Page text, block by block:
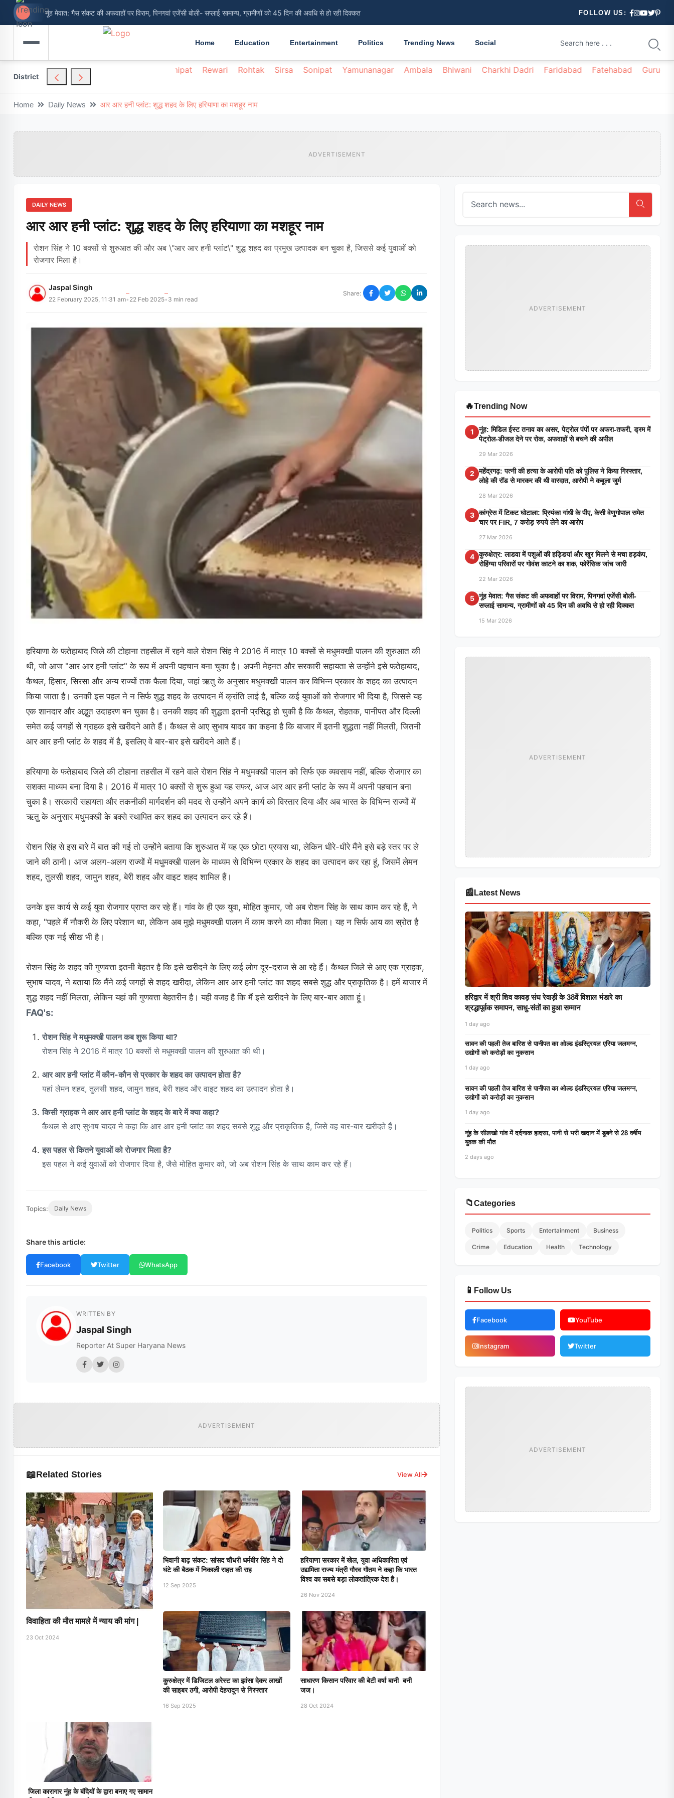
नूंह मेवात: गैस संकट की अफवाहों पर विराम, पिनगवां एजेंसी बोली- सप्लाई सामान्य, ग्रामीणों को 45 दिन की अवधि से हो रही दिक्कत FOLLOW US:
Home Education Entertainment Politics Trending News Social
District
Nuh Palwal Panipat Rewari Rohtak Sirsa Sonipat Yamunanagar Ambala Bhiwani Charkhi Dadri Faridabad Fatehabad
Home Daily News आर आर हनी प्लांट: शुद्ध शहद के लिए हरियाणा का मशहूर नाम
ADVERTISEMENT
DAILY NEWS
आर आर हनी प्लांट: शुद्ध शहद के लिए हरियाणा का मशहूर नाम
रोशन सिंह ने 10 बक्सों से शुरुआत की और अब \"आर आर हनी प्लांट\" शुद्ध शहद का प्रमुख उत्पादक बन चुका है, जिससे कई युवाओं को
रोजगार मिला है।
Jaspal Singh
22 February 2025, 11:31 am• 22 Feb 2025• 3 min read
Share:
हरियाणा के फतेहाबाद जिले की टोहाना तहसील में रहने वाले रोशन सिंह ने 2016 में मात्र 10 बक्सों से मधुमक्खी पालन की शुरुआत की
थी, जो आज "आर आर हनी प्लांट" के रूप में अपनी पहचान बना चुका है। अपनी मेहनत और सरकारी सहायता से उन्होंने इसे फतेहाबाद,
कैथल, हिसार, सिरसा और अन्य राज्यों तक फैला दिया, जहां ऋतु के अनुसार मधुमक्खी पालन कर विभिन्न प्रकार के शहद का उत्पादन
किया जाता है। उनकी इस पहल ने न सिर्फ शुद्ध शहद के उत्पादन में क्रांति लाई है, बल्कि कई युवाओं को रोजगार भी दिया है, जिससे यह
एक शानदार और अद्भुत उदाहरण बन चुका है। उनकी शहद की शुद्धता इतनी प्रसिद्ध हो चुकी है कि कैथल, रोहतक, पानीपत और दिल्ली
समेत कई जगहों से ग्राहक इसे खरीदने आते हैं। कैथल से आए सुभाष यादव का कहना है कि बाजार में इतनी शुद्धता नहीं मिलती, जितनी
आर आर हनी प्लांट के शहद में है, इसलिए वे बार-बार इसे खरीदने आते हैं।
हरियाणा के फतेहाबाद जिले की टोहाना तहसील में रहने वाले रोशन सिंह ने मधुमक्खी पालन को सिर्फ एक व्यवसाय नहीं, बल्कि रोजगार का
सशक्त माध्यम बना दिया है। 2016 में मात्र 10 बक्सों से शुरू हुआ यह सफर, आज आर आर हनी प्लांट के रूप में अपनी पहचान बना
चुका है। सरकारी सहायता और तकनीकी मार्गदर्शन की मदद से उन्होंने अपने कार्य को विस्तार दिया और अब भारत के विभिन्न राज्यों में
ऋतु के अनुसार मधुमक्खी के बक्से स्थापित कर शहद का उत्पादन कर रहे हैं।
रोशन सिंह से इस बारे में बात की गई तो उन्होंने बताया कि शुरुआत में यह एक छोटा प्रयास था, लेकिन धीरे-धीरे मैंने इसे बड़े स्तर पर ले
जाने की ठानी। आज अलग-अलग राज्यों में मधुमक्खी पालन के माध्यम से विभिन्न प्रकार के शहद का उत्पादन कर रहा हूं, जिसमें लेमन
शहद, तुलसी शहद, जामुन शहद, बेरी शहद और वाइट शहद शामिल हैं।
उनके इस कार्य से कई युवा रोजगार प्राप्त कर रहे हैं। गांव के ही एक युवा, मोहित कुमार, जो अब रोशन सिंह के साथ काम कर रहे हैं, ने
कहा, "पहले मैं नौकरी के लिए परेशान था, लेकिन अब मुझे मधुमक्खी पालन में काम करने का मौका मिला। यह न सिर्फ आय का स्रोत है
बल्कि एक नई सीख भी है।
रोशन सिंह के शहद की गुणवत्ता इतनी बेहतर है कि इसे खरीदने के लिए कई लोग दूर-दराज से आ रहे हैं। कैथल जिले से आए एक ग्राहक,
सुभाष यादव, ने बताया कि मैंने कई जगहों से शहद खरीदा, लेकिन आर आर हनी प्लांट का शहद सबसे शुद्ध और प्राकृतिक है। हमें बाजार में
शुद्ध शहद नहीं मिलता, लेकिन यहां की गुणवत्ता बेहतरीन है। यही वजह है कि मैं इसे खरीदने के लिए बार-बार आता हूं।
FAQ's:
रोशन सिंह ने मधुमक्खी पालन कब शुरू किया था?
रोशन सिंह ने 2016 में मात्र 10 बक्सों से मधुमक्खी पालन की शुरुआत की थी।
आर आर हनी प्लांट में कौन-कौन से प्रकार के शहद का उत्पादन होता है?
यहां लेमन शहद, तुलसी शहद, जामुन शहद, बेरी शहद और वाइट शहद का उत्पादन होता है।
किसी ग्राहक ने आर आर हनी प्लांट के शहद के बारे में क्या कहा?
कैथल से आए सुभाष यादव ने कहा कि आर आर हनी प्लांट का शहद सबसे शुद्ध और प्राकृतिक है, जिसे वह बार-बार खरीदते हैं।
इस पहल से कितने युवाओं को रोजगार मिला है?
इस पहल ने कई युवाओं को रोजगार दिया है, जैसे मोहित कुमार को, जो अब रोशन सिंह के साथ काम कर रहे हैं।
Topics: Daily News
Share this article:
Facebook Twitter WhatsApp
WRITTEN BY
Jaspal Singh
Reporter At Super Haryana News
ADVERTISEMENT
📖Related Stories View All
विवाहिता की मौत मामले में न्याय की मांग |
23 Oct 2024
भिवानी बाढ़ संकट: सांसद चौधरी धर्मबीर सिंह ने दो
घंटे की बैठक में निकाली राहत की राह
12 Sep 2025
हरियाणा सरकार में खेल, युवा अधिकारिता एवं
उद्यमिता राज्य मंत्री गौरव गौतम ने कहा कि भारत
विश्व का सबसे बड़ा लोकतांत्रिक देश है।
26 Nov 2024
कुरुक्षेत्र में डिजिटल अरेस्ट का झांसा देकर लाखों
की साइबर ठगी, आरोपी देहरादून से गिरफ्तार
16 Sep 2025
साधारण किसान परिवार की बेटी वर्षा बानी बनी
जज।
28 Oct 2024
जिला कारागार नूंह के बंदियों के द्वारा बनाए गए सामान
ADVERTISEMENT
🔥Trending Now
1
नूंह: मिडिल ईस्ट तनाव का असर, पेट्रोल पंपों पर अफरा-तफरी, ड्रम में
पेट्रोल-डीजल देने पर रोक, अफवाहों से बचने की अपील
29 Mar 2026
2
महेंद्रगढ़: पत्नी की हत्या के आरोपी पति को पुलिस ने किया गिरफ्तार,
लोहे की रॉड से मारकर की थी वारदात, आरोपी ने कबूला जुर्म
28 Mar 2026
3 कांग्रेस में टिकट घोटाला: प्रियंका गांधी के पीए, केसी वेणुगोपाल समेत
चार पर FIR, 7 करोड़ रुपये लेने का आरोप
27 Mar 2026
4 कुरुक्षेत्र: लाडवा में पशुओं की हड्डियां और खुर मिलने से मचा हड़कंप,
रोहिंग्या परिवारों पर गोवंश काटने का शक, फोरेंसिक जांच जारी
22 Mar 2026
5 नूंह मेवात: गैस संकट की अफवाहों पर विराम, पिनगवां एजेंसी बोली-
सप्लाई सामान्य, ग्रामीणों को 45 दिन की अवधि से हो रही दिक्कत
15 Mar 2026
ADVERTISEMENT
📰 Latest News
हरिद्वार में श्री शिव कावड़ संघ रेवाड़ी के 38वें विशाल भंडारे का
श्रद्धापूर्वक समापन, साधु-संतों का हुआ सम्मान
1 day ago
सावन की पहली तेज बारिश से पानीपत का ओल्ड इंडस्ट्रियल एरिया जलमग्न,
उद्योगों को करोड़ों का नुकसान
1 day ago
सावन की पहली तेज बारिश से पानीपत का ओल्ड इंडस्ट्रियल एरिया जलमग्न,
उद्योगों को करोड़ों का नुकसान
1 day ago
नूंह के सीलखो गांव में दर्दनाक हादसा, पानी से भरी खदान में डूबने से 28 वर्षीय
युवक की मौत
2 days ago
📁Categories
Politics Sports Entertainment Business
Crime Education Health Technology
📱 Follow Us
Facebook YouTube
Instagram Twitter
ADVERTISEMENT